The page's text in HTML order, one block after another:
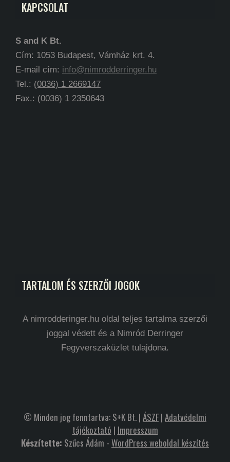
KAPCSOLAT
S and K Bt.
Cím: 1053 Budapest, Vámház krt. 4.
E-mail cím: info@nimrodderringer.hu
Tel.: (0036) 1 2669147
Fax.: (0036) 1 2350643
TARTALOM ÉS SZERZŐI JOGOK
A nimrodderinger.hu oldal teljes tartalma szerzői
joggal védett és a Nimród Derringer
Fegyverszaküzlet tulajdona.
© Minden jog fenntartva: S+K Bt. | ÁSZF| Adatvédelmi
tájékoztató | Impresszum
Készítette: Szűcs Ádám - WordPress weboldal készítés